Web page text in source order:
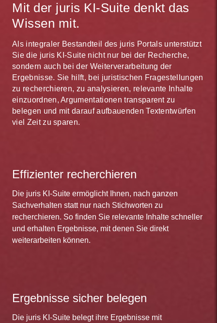
Mit der juris KI-Suite denkt das
Wissen mit.
Als integraler Bestandteil des juris Portals unterstützt
Sie die juris KI-Suite nicht nur bei der Recherche,
sondern auch bei der Weiterverarbeitung der
Ergebnisse. Sie hilft, bei juristischen Fragestellungen
zu recherchieren, zu analysieren, relevante Inhalte
einzuordnen, Argumentationen transparent zu
belegen und mit darauf aufbauenden Textentwürfen
viel Zeit zu sparen.
Effizienter recherchieren
Die juris KI-Suite ermöglicht Ihnen, nach ganzen
Sachverhalten statt nur nach Stichworten zu
recherchieren. So finden Sie relevante Inhalte schneller
und erhalten Ergebnisse, mit denen Sie direkt
weiterarbeiten können.
Ergebnisse sicher belegen
Die juris KI-Suite belegt ihre Ergebnisse mit